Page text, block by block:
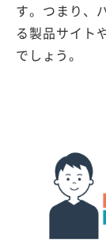
す。つまり、
る製品サイト
でしょう。